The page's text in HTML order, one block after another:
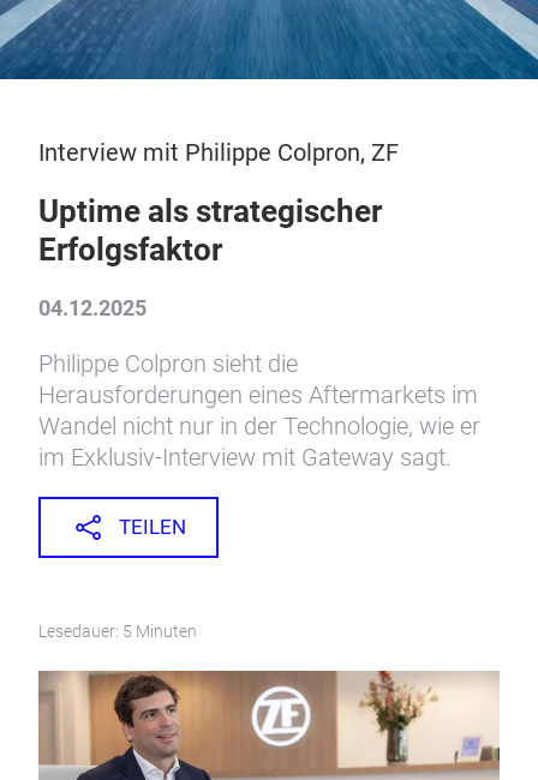
Interview mit Philippe Colpron, ZF
Uptime als strategischer
Erfolgsfaktor
04.12.2025
Philippe Colpron sieht die
Herausforderungen eines Aftermarkets im
Wandel nicht nur in der Technologie, wie er
im Exklusiv-Interview mit Gateway sagt.
TEILEN
Lesedauer: 5 Minuten